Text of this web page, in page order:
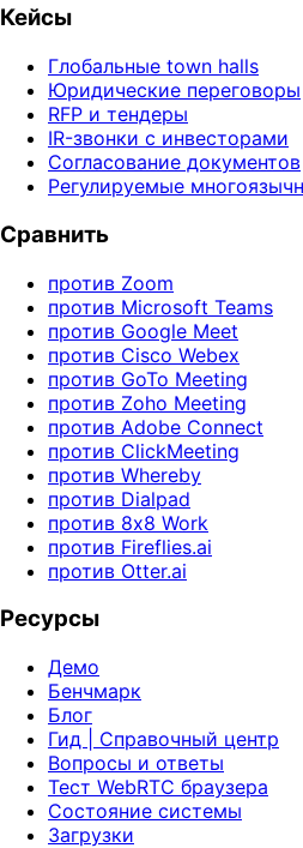
Кейсы
Глобальные town halls
Юридические переговоры
RFP и тендеры
IR-звонки с инвесторами
Согласование документов
Регулируемые
Сравнить
против Zoom
против Microsoft Teams
против Google Meet
против Cisco Webex
против GoTo Meeting
против Zoho Meeting
против Adobe Connect
против ClickMeeting
против Whereby
против Dialpad
против 8x8 Work
против Fireflies.ai
против Otter.ai
Ресурсы
Демо
Бенчмарк
Блог
Гид | Справочный центр
Вопросы и ответы
Тест WebRTC браузера
Состояние системы
Загрузки